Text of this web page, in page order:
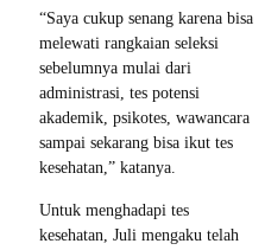
“Saya cukup senang karena bisa
melewati rangkaian seleksi
sebelumnya mulai dari
administrasi, tes potensi
akademik, psikotes, wawancara
sampai sekarang bisa ikut tes
kesehatan,” katanya.
Untuk menghadapi tes
kesehatan, Juli mengaku telah